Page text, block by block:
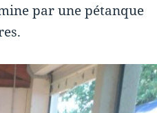
par une pétanque